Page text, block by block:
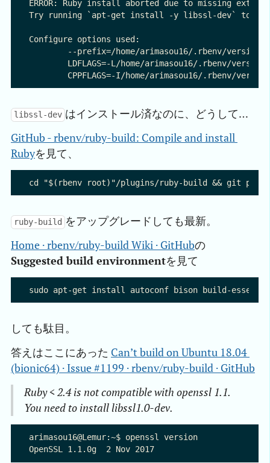
ERROR: Ruby install aborted due to missing
Try running `apt-get install -y libssl-dev` to
Configure options used:
libssl-dev はインストール済なのに、どうして…
GitHub - rbenv/ruby-build: Compile and install
Rubyを見て、
ruby-build をアップグレードしても最新。
Home · rbenv/ruby-build Wiki · GitHubの
Suggested build environmentを見て
しても駄目。
答えはここにあった Can’t build on Ubuntu 18.04
(bionic64) · Issue #1199 · rbenv/ruby-build · GitHub
Ruby < 2.4 is not compatible with openssl 1.1.
You need to install libssl1.0-dev.
arimasou16@Lemur:~$ openssl version